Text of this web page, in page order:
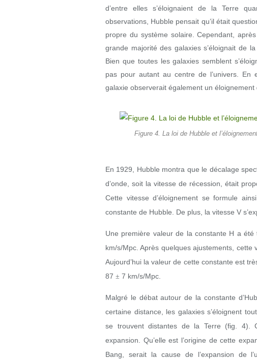
d’entre elles s’éloignaient de la Terre
observations, Hubble pensait qu’il était
propre du système solaire. Cependant,
grande majorité des galaxies s’éloignait de
Bien que toutes les galaxies semblent
pas pour autant au centre de l’univers.
galaxie observerait également un éloignement
Figure 4. La loi de Hubble et
En 1929, Hubble montra que le décalage
d’onde, soit la vitesse de récession, était
Cette vitesse d’éloignement se formule
constante de Hubble. De plus, la vitesse V
Une première valeur de la constante H a
km/s/Mpc. Après quelques ajustements,
Aujourd’hui la valeur de cette constante est
87 ± 7 km/s/Mpc.
Malgré le débat autour de la constante
certaine distance, les galaxies s’éloignent
se trouvent distantes de la Terre (fig. 4).
expansion. Qu’elle est l’origine de cette
Bang, serait la cause de l’expansion de